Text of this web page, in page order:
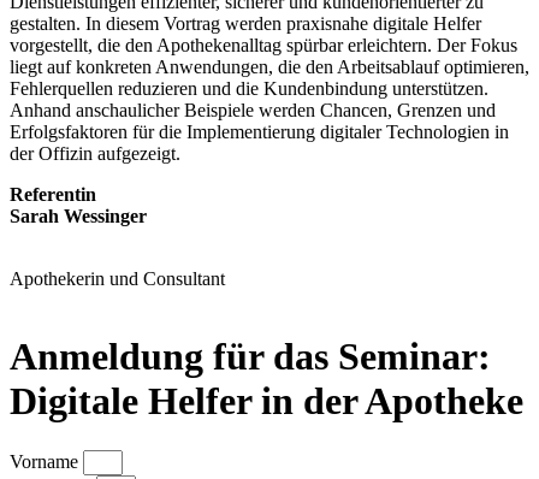
gestalten. In diesem Vortrag werden praxisnahe digitale Helfer
vorgestellt, die den Apothekenalltag spürbar erleichtern. Der Fokus
liegt auf konkreten Anwendungen, die den Arbeitsablauf optimieren,
Fehlerquellen reduzieren und die Kundenbindung unterstützen.
Anhand anschaulicher Beispiele werden Chancen, Grenzen und
Erfolgsfaktoren für die Implementierung digitaler Technologien in
der Offizin aufgezeigt.
Referentin
Sarah Wessinger
Apothekerin und Consultant
Anmeldung für das Seminar:
Digitale Helfer in der Apotheke
Vorname